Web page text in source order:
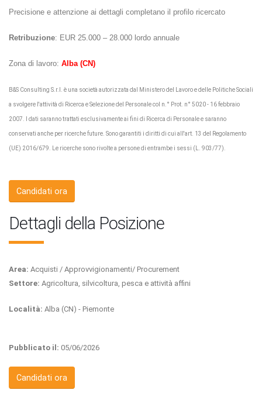
Precisione e attenzione ai dettagli completano il profilo ricercato
Retribuzione: EUR 25.000 – 28.000 lordo annuale
Zona di lavoro: Alba (CN)
B&S Consulting S.r.l. è una società autorizzata dal Ministero del Lavoro e delle Politiche Sociali
a svolgere l'attività di Ricerca e Selezione del Personale col n.° Prot. n° 5020 - 16 febbraio
2007. I dati saranno trattati esclusivamente ai fini di Ricerca di Personale e saranno
conservati anche per ricerche future. Sono garantiti i diritti di cui all'art. 13 del Regolamento
(UE) 2016/679. Le ricerche sono rivolte a persone di entrambe i sessi (L. 903/77).
Candidati ora
Dettagli della Posizione
Area: Acquisti / Approvvigionamenti/ Procurement
Settore: Agricoltura, silvicoltura, pesca e attività affini
Località: Alba (CN) - Piemonte
Pubblicato il: 05/06/2026
Candidati ora